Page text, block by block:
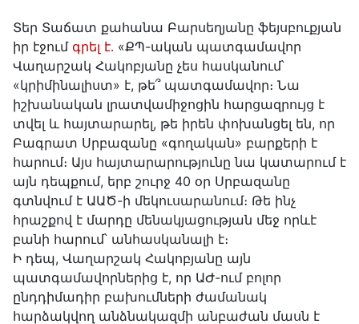
Տեր Տաճատ քահանա Բարսեղյանը ֆեյսբուքյան
իր էջումգրել է․ «ՔՊ-ական պատգամավոր
Վաղարշակ Հակոբյանը չես հասկանում՝
«կրիմինալիստ» է, թե՞ պատգամավոր։ Նա
իշխանական լրատվամիջոցին հարցազրույց է
տվել և հայտարարել, թե իրեն փոխանցել են, որ
Բագրատ Սրբազանը «գողական» բարքերի է
հարում։ Այս հայտարարությունը նա կատարում է
այն դեպքում, երբ շուրջ 40 օր Սրբազանը
գտնվում է ԱԱԾ-ի մեկուսարանում։ Թե ինչ
հրաշքով է մարդը մենակյացության մեջ որևէ
բանի հարում՝ անհասկանալի է։
Ի դեպ, Վաղարշակ Հակոբյանը այն
պատգամավորներից է, որ ԱԺ-ում բոլոր
ընդդիմադիր բախումների ժամանակ
հարձակվող անձնակազմի անբաժան մասն է